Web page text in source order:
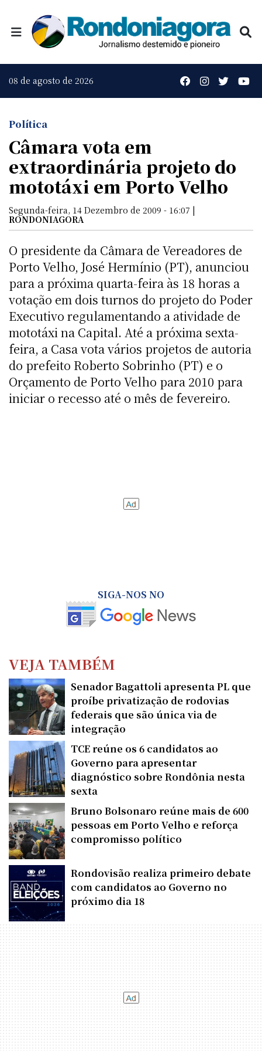
08 de agosto de 2026
Política
Câmara vota em
extraordinária projeto do
mototáxi em Porto Velho
Segunda-feira, 14 Dezembro de 2009 - 16:07 |
RONDONIAGORA
O presidente da Câmara de Vereadores de
Porto Velho, José Hermínio (PT), anunciou
para a próxima quarta-feira às 18 horas a
votação em dois turnos do projeto do Poder
Executivo regulamentando a atividade de
mototáxi na Capital. Até a próxima sexta-
feira, a Casa vota vários projetos de autoria
do prefeito Roberto Sobrinho (PT) e o
Orçamento de Porto Velho para 2010 para
iniciar o recesso até o mês de fevereiro.
SIGA-NOS NO
VEJA TAMBÉM
Senador Bagattoli apresenta PL que
proíbe privatização de rodovias
federais que são única via de
integração
TCE reúne os 6 candidatos ao
Governo para apresentar
diagnóstico sobre Rondônia nesta
sexta
Bruno Bolsonaro reúne mais de 600
pessoas em Porto Velho e reforça
compromisso político
Rondovisão realiza primeiro debate
com candidatos ao Governo no
próximo dia 18